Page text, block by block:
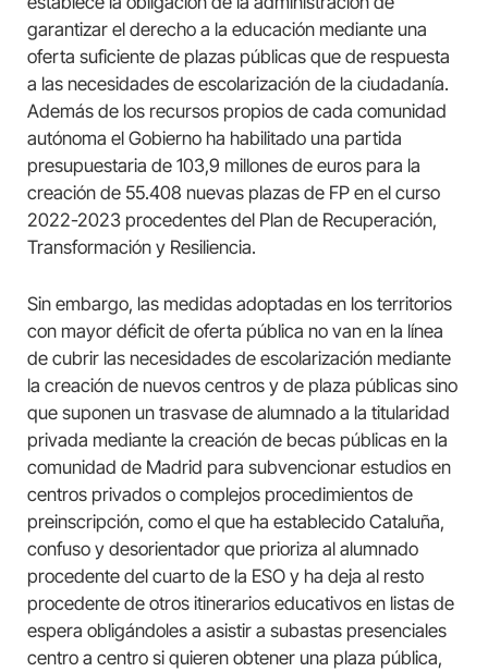
garantizar el derecho a la educación mediante una
oferta suficiente de plazas públicas que de respuesta
a las necesidades de escolarización de la ciudadanía.
Además de los recursos propios de cada comunidad
autónoma el Gobierno ha habilitado una partida
presupuestaria de 103,9 millones de euros para la
creación de 55.408 nuevas plazas de FP en el curso
2022-2023 procedentes del Plan de Recuperación,
Transformación y Resiliencia.
Sin embargo, las medidas adoptadas en los territorios
con mayor déficit de oferta pública no van en la línea
de cubrir las necesidades de escolarización mediante
la creación de nuevos centros y de plaza públicas sino
que suponen un trasvase de alumnado a la titularidad
privada mediante la creación de becas públicas en la
comunidad de Madrid para subvencionar estudios en
centros privados o complejos procedimientos de
preinscripción, como el que ha establecido Cataluña,
confuso y desorientador que prioriza al alumnado
procedente del cuarto de la ESO y ha deja al resto
procedente de otros itinerarios educativos en listas de
espera obligándoles a asistir a subastas presenciales
centro a centro si quieren obtener una plaza pública,